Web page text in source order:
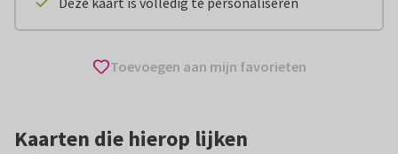
Toevoegen aan mijn favorieten
Kaarten die hierop lijken